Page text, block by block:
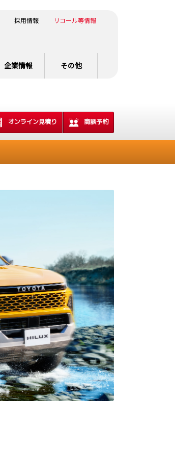
企業情報 その他
採用情報 リコール等情報
オンライン見積り 商談予約